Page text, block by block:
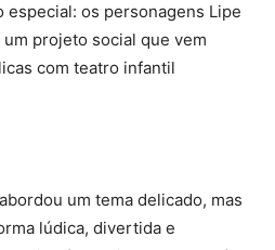
especial: os personagens Lipe
projeto social que vem
com teatro infantil
um tema delicado, mas
lúdica, divertida e